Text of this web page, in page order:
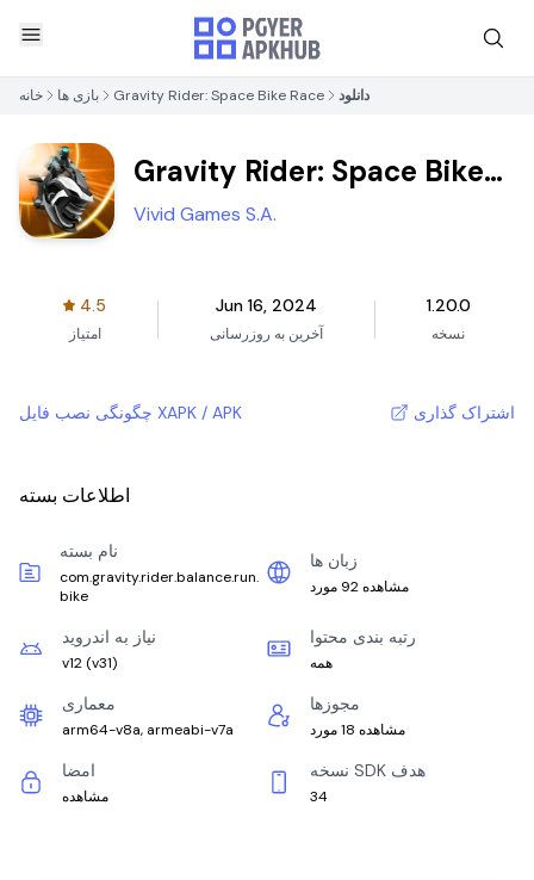
خانه بازی ها Gravity Rider: Space Bike Race دانلود
Gravity Rider: Space Bike
Race
Vivid Games S.A.
4.5
امتیاز
Jun 16, 2024
آخرین به روزرسانی
1.20.0
نسخه
چگونگی نصب فایل XAPK / APK اشتراک گذاری
اطلاعات بسته
نام بسته
com.gravity.rider.balance.run.
bike
زبان ها
مشاهده 92 مورد
نیاز به اندروید
v12 (v31)
رتبه بندی محتوا
همه
معماری
arm64-v8a, armeabi-v7a
مجوزها
مشاهده 18 مورد
امضا
مشاهده
نسخه SDK هدف
34